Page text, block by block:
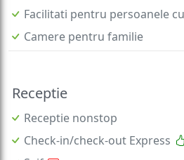
Facilitati pentru persoanele
Camere pentru familie
Receptie
Receptie nonstop
Check-in/check-out Express